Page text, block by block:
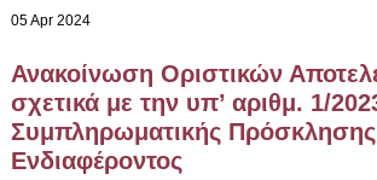
05 Apr 2024
Ανακοίνωση Οριστικών
σχετικά με την υπ’ αριθμ. 1/
Συμπληρωματικής
Ενδιαφέροντος